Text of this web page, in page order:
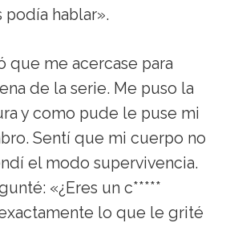
podía hablar».
que me acercase para
de la serie. Me puso la
y como pude le puse mi
Sentí que mi cuerpo no
el modo supervivencia.
«¿Eres un c*****
lo que le grité